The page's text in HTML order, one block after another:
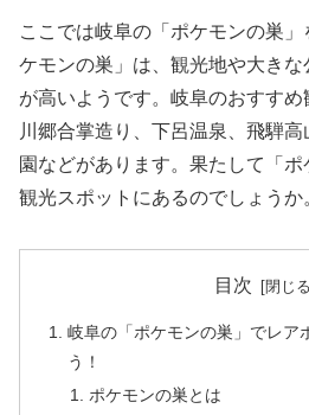
ここでは岐阜の「ポケモンの巣
ケモンの巣」は、観光地や大き
が高いようです。岐阜のおすす
川郷合掌造り、下呂温泉、飛騨
園などがあります。果たして「
観光スポットにあるのでしょうか
目次
岐阜の「ポケモンの巣」でレア
う！
ポケモンの巣とは